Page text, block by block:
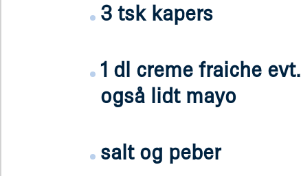
3 tsk kapers
1 dl creme fraiche evt.
også lidt mayo
salt og peber